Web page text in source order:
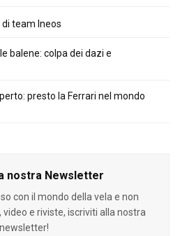
di team Ineos
balene: colpa dei dazi e
presto la Ferrari nel mondo
nostra Newsletter
con il mondo della vela e non
e riviste, iscriviti alla nostra
newsletter!